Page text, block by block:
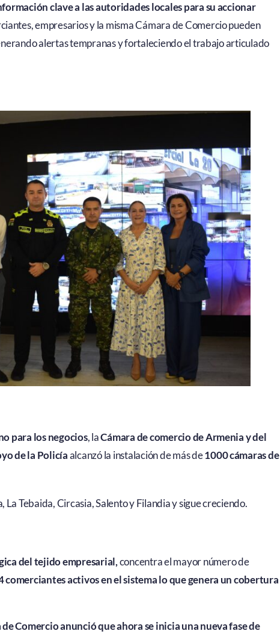
clave a las autoridades locales para su accionar
empresarios y la misma Cámara de Comercio pueden
alertas tempranas y fortaleciendo el trabajo articulado
para los negocios, laCámara de comercio de Armenia y del
de la Policíaalcanzó la instalación de más de1000 cámaras de
Tebaida, Circasia, Salento y Filandia y sigue creciendo.
del tejido empresarial,concentra el mayor número de
comerciantes activos en el sistema lo que genera un cobertura
de Comercio anunció que ahora se inicia una nueva fase de